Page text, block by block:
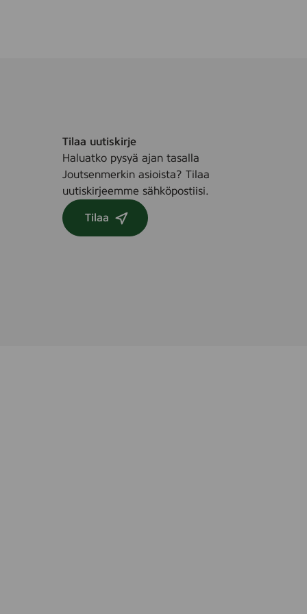
Tilaa uutiskirje
Haluatko pysyä ajan tasalla
Joutsenmerkin asioista? Tilaa
uutiskirjeemme sähköpostiisi.
Tilaa